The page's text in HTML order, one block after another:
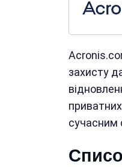
захисту
сучасним